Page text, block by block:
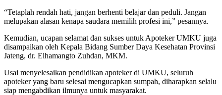
“Tetaplah rendah hati, jangan berhenti belajar dan peduli. Jangan
melupakan alasan kenapa saudara memilih profesi ini,” pesannya.
Kemudian, ucapan selamat dan sukses untuk Apoteker UMKU juga
disampaikan oleh Kepala Bidang Sumber Daya Kesehatan Provinsi
Jateng, dr. Elhamangto Zuhdan, MKM.
Usai menyelesaikan pendidikan apoteker di UMKU, seluruh
apoteker yang baru selesai mengucapkan sumpah, diharapkan selalu
siap mengabdikan ilmunya untuk masyarakat.